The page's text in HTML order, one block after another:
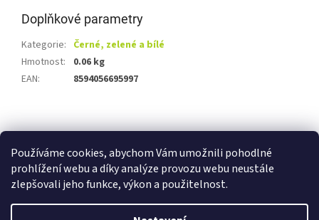
Používáme cookies, abychom Vám umožnili pohodlné
prohlížení webu a díky analýze provozu webu neustále
zlepšovali jeho funkce, výkon a použitelnost.
Doplňkové parametry
Kategorie: Černé, zelené a bílé
Hmotnost:
0.06 kg
EAN: 8594056695997
á